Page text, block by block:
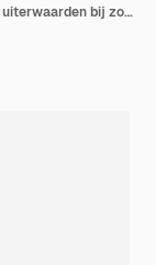
Beroemd kasteel Mont Saint Michel en de uiterwaarden bij zonsondergang, Normandië, Frankrijk